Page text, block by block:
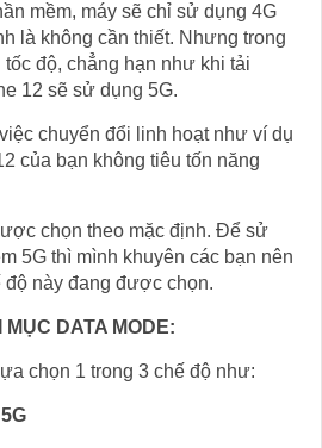
mềm, máy sẽ chỉ sử dụng 4G
là không cần thiết. Nhưng trong
độ, chẳng hạn như khi tải
12‌ sẽ sử dụng 5G.
chuyển đổi linh hoạt như ví dụ
của bạn không tiêu tốn năng
chọn theo mặc định. Để sử
5G thì mình khuyên các bạn nên
độ này đang được chọn.
DATA MODE:
chọn 1 trong 3 chế độ như: